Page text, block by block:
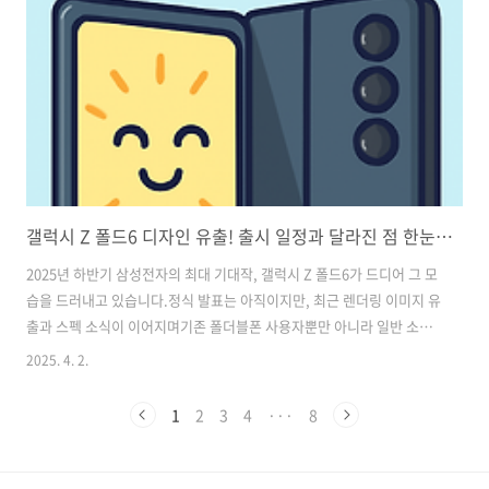
금 최대액680만 원650만 원으로 소폭 감소지원 기준가 상한5,700만 원
이하 차량5,700만 원 동일 유지부분 지원 구간5,700만 ~ ..
갤럭시 Z 폴드6 디자인 유출! 출시 일정과 달라진 점 한눈에 보기
2025년 하반기 삼성전자의 최대 기대작, 갤럭시 Z 폴드6가 드디어 그 모
습을 드러내고 있습니다.정식 발표는 아직이지만, 최근 렌더링 이미지 유
출과 스펙 소식이 이어지며기존 폴더블폰 사용자뿐만 아니라 일반 소비
자들까지 큰 관심을 보이고 있죠.이번 포스트에서는 유출된 디자인 정보
2025. 4. 2.
1 2 3 4 ··· 8